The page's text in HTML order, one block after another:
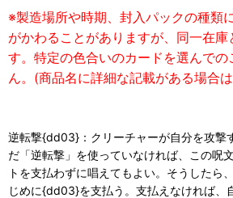
※製造場所や時期、封入パックの種類
がかわることがありますが、同一在庫
す。特定の色合いのカードを選んで
ん。(商品名に詳細な記載がある場合
逆転撃{dd03}：クリーチャーが自分を攻撃
だ「逆転撃」を使っていなければ、この呪
トを支払わずに唱えてもよい。そうしたら
じめに{dd03}を支払う。支払えなければ、